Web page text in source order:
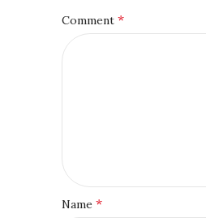
Comment *
Name *